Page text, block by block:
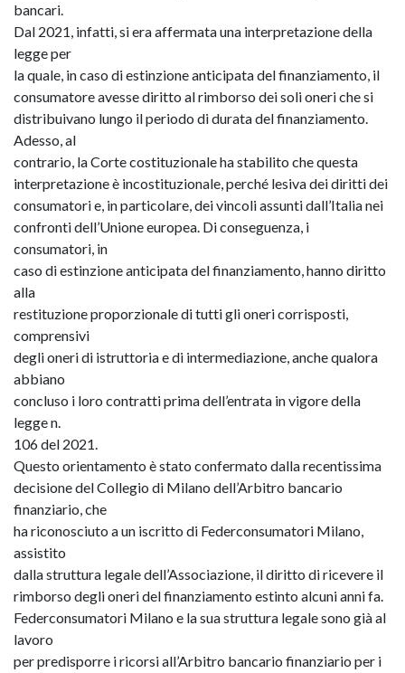
bancari.
Dal 2021, infatti, si era affermata una interpretazione della
legge per
la quale, in caso di estinzione anticipata del finanziamento, il
consumatore avesse diritto al rimborso dei soli oneri che si
distribuivano lungo il periodo di durata del finanziamento.
Adesso, al
contrario, la Corte costituzionale ha stabilito che questa
interpretazione è incostituzionale, perché lesiva dei diritti dei
consumatori e, in particolare, dei vincoli assunti dall’Italia nei
confronti dell’Unione europea. Di conseguenza, i
consumatori, in
caso di estinzione anticipata del finanziamento, hanno diritto
alla
restituzione proporzionale di tutti gli oneri corrisposti,
comprensivi
degli oneri di istruttoria e di intermediazione, anche qualora
abbiano
concluso i loro contratti prima dell’entrata in vigore della
legge n.
106 del 2021.
Questo orientamento è stato confermato dalla recentissima
decisione del Collegio di Milano dell’Arbitro bancario
finanziario, che
ha riconosciuto a un iscritto di Federconsumatori Milano,
assistito
dalla struttura legale dell’Associazione, il diritto di ricevere il
rimborso degli oneri del finanziamento estinto alcuni anni fa.
Federconsumatori Milano e la sua struttura legale sono già al
lavoro
per predisporre i ricorsi all’Arbitro bancario finanziario per i